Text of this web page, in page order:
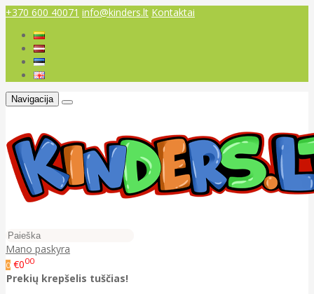
+370 600 40071 info@kinders.lt Kontaktai
Navigacija
Mano paskyra
0 €000
Prekių krepšelis tuščias!